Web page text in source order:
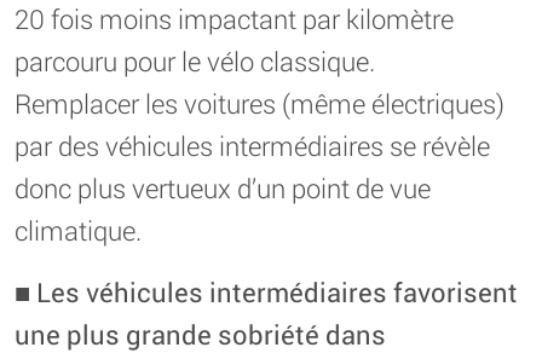
20 fois moins impactant par kilomètre
parcouru pour le vélo classique.
Remplacer les voitures (même électriques)
par des véhicules intermédiaires se révèle
donc plus vertueux d’un point de vue
climatique.
■ Les véhicules intermédiaires favorisent
une plus grande sobriété dans